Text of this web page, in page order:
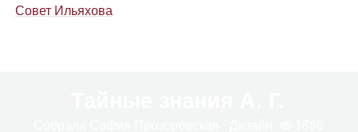
Совет Ильяхова